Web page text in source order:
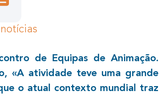
de Equipas de Animação.
«A atividade teve uma grande
o atual contexto mundial traz